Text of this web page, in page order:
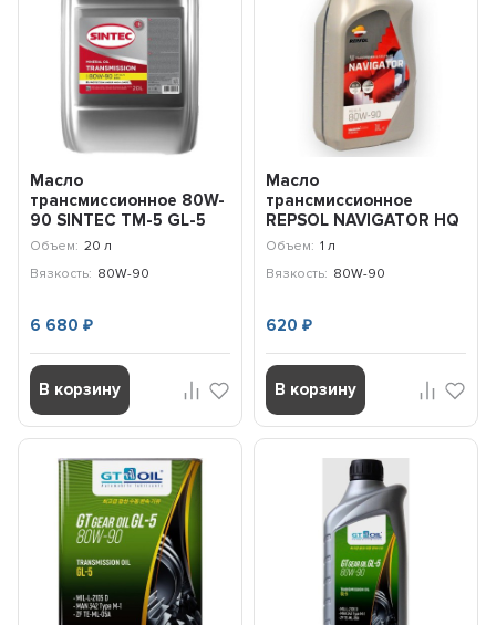
Масло
трансмиссионное 80W-
90 SINTEC ТМ-5 GL-5
(20л) 963347
Объем: 20 л
Вязкость: 80W-90
6 680₽
В корзину
Масло
трансмиссионное
REPSOL NAVIGATOR HQ
GL-5 80W-90 (1л)
Объем: 1 л
Вязкость: 80W-90
620 ₽
В корзину